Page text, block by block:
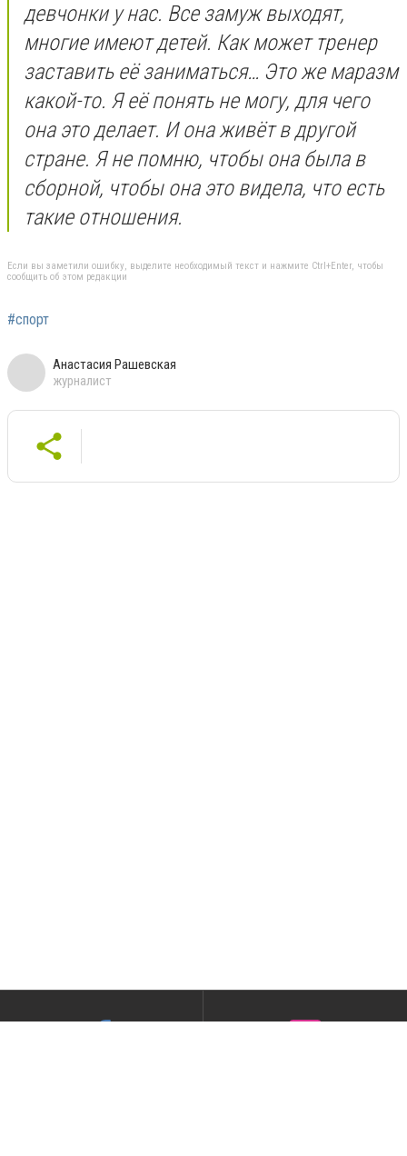
девчонки у нас. Все замуж выходят,
многие имеют детей. Как может тренер
заставить её заниматься… Это же маразм
какой-то. Я её понять не могу, для чего
она это делает. И она живёт в другой
стране. Я не помню, чтобы она была в
сборной, чтобы она это видела, что есть
такие отношения.
Если вы заметили ошибку, выделите необходимый текст и нажмите Ctrl+Enter, чтобы
сообщить об этом редакции
#спорт
Анастасия Рашевская
журналист